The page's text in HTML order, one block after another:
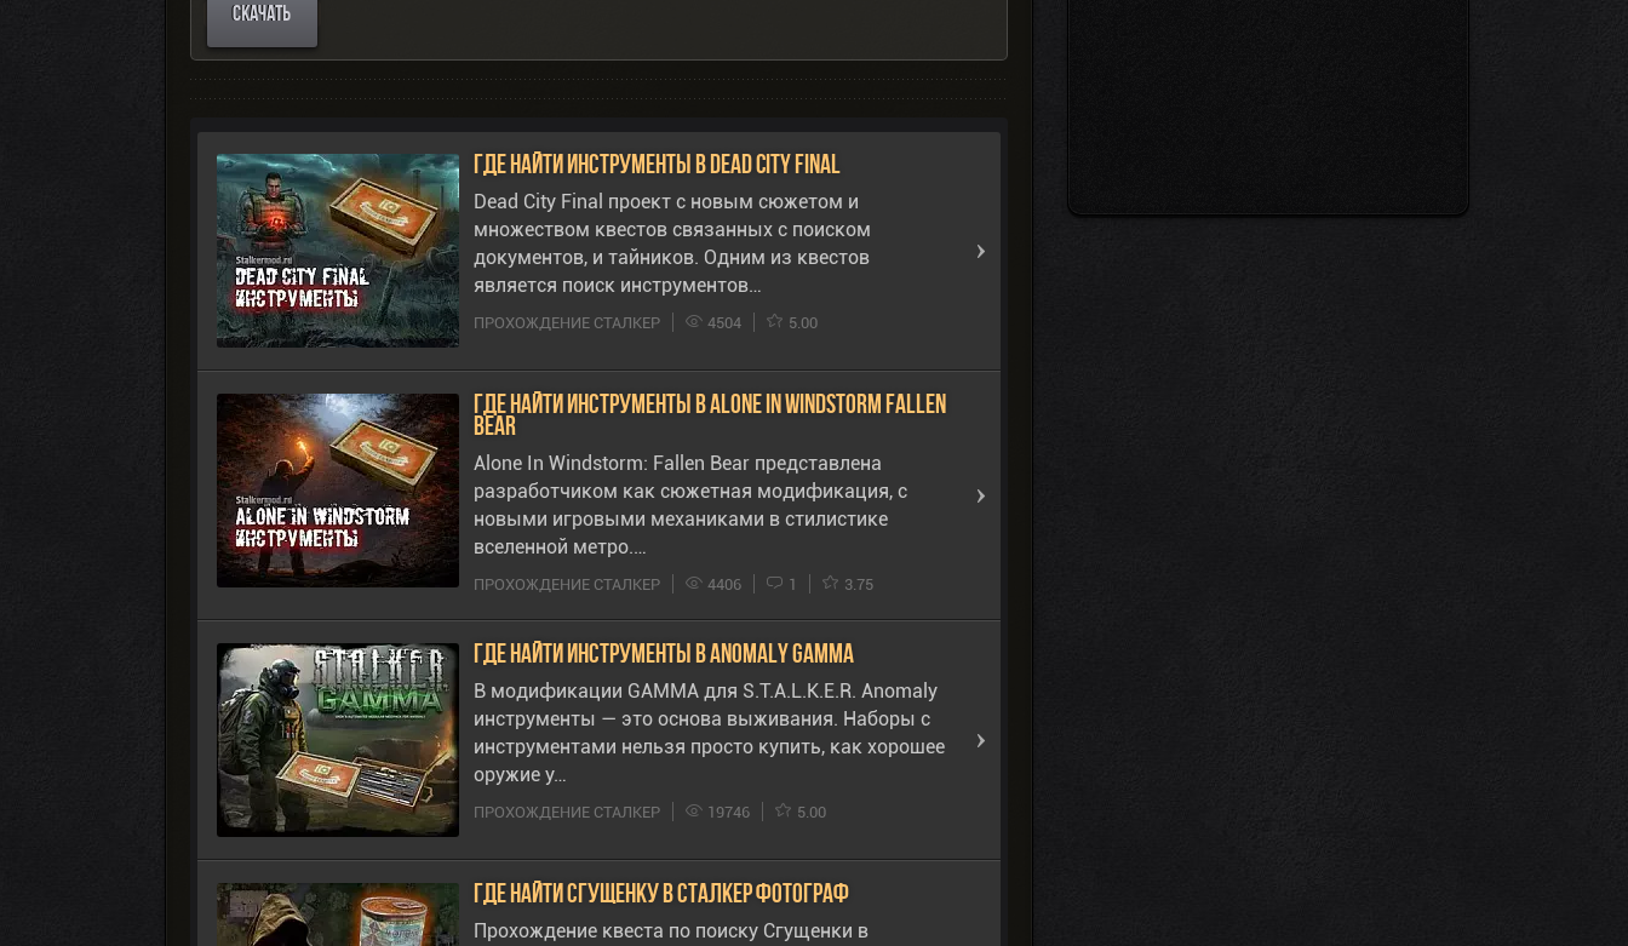
СКАЧАТЬ
Где найти инструменты в Dead City Final
Dead City Final проект с новым сюжетом и
множеством квестов связанных с поиском
документов, и тайников. Одним из квестов
является поиск инструментов…
ПРОХОЖДЕНИЕ СТАЛКЕР 4504 5.00
Где найти инструменты в Alone In Windstorm Fallen
Bear
Alone In Windstorm: Fallen Bear представлена
разработчиком как сюжетная модификация, с
новыми игровыми механиками в стилистике
вселенной метро.…
ПРОХОЖДЕНИЕ СТАЛКЕР 4406 1 3.75
Где найти инструменты в Anomaly Gamma
В модификации GAMMA для S.T.A.L.K.E.R. Anomaly
инструменты — это основа выживания. Наборы с
инструментами нельзя просто купить, как хорошее
оружие у…
ПРОХОЖДЕНИЕ СТАЛКЕР 19746 5.00
Где найти сгущенку в Сталкер Фотограф
Прохождение квеста по поиску Сгущенки в